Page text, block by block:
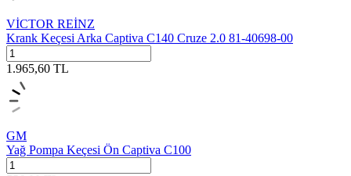
VİCTOR REİNZ
Krank Keçesi Arka Captiva C140 Cruze 2.0 81-40698-00
1.965,60 TL
GM
Yağ Pompa Keçesi Ön Captiva C100